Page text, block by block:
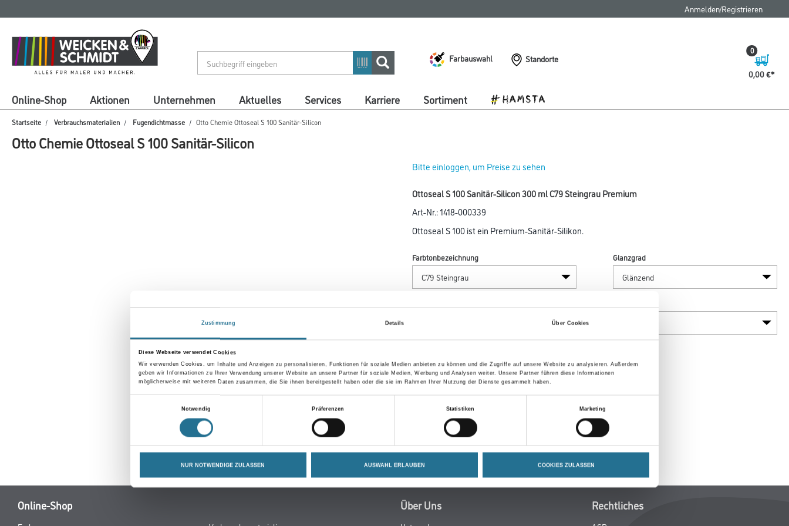
Zustimmung Details Über Cookies
Diese Webseite verwendet Cookies
Wir verwenden Cookies, um Inhalte und Anzeigen zu personalisieren, Funktionen für soziale Medien anbieten zu können und die Zugriffe auf unsere Website zu analysieren. Außerdem
geben wir Informationen zu Ihrer Verwendung unserer Website an unsere Partner für soziale Medien, Werbung und Analysen weiter. Unsere Partner führen diese Informationen
möglicherweise mit weiteren Daten zusammen, die Sie ihnen bereitgestellt haben oder die sie im Rahmen Ihrer Nutzung der Dienste gesammelt haben.
Notwendig
Präferenzen Statistiken Marketing
NUR NOTWENDIGE ZULASSEN AUSWAHL ERLAUBEN COOKIES ZULASSEN
springen
springen
Anmelden/Registrieren
Farbauswahl
Standorte
0,00 €
0
Online-Shop Aktionen Unternehmen Aktuelles Services Karriere Sortiment
Startseite Verbrauchsmaterialien Fugendichtmasse Otto Chemie Ottoseal S 100 Sanitär-Silicon
Otto Chemie Ottoseal S 100 Sanitär-Silicon
Bitte einloggen, um Preise zu sehen
Ottoseal S 100 Sanitär-Silicon 300 ml C79 Steingrau Premium
Art-Nr.:1418-000339
Ottoseal S 100 ist ein Premium-Sanitär-Silikon.
Farbtonbezeichnung Glanzgrad
Umrechnungsfaktoren
Online-Shop Über Uns Rechtliches